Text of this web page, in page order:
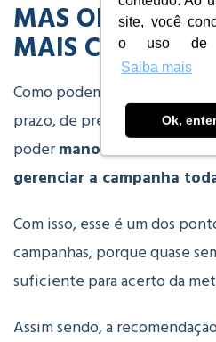
site, você
o uso de
Saiba mais
Ok,
MAS OPERE EM
MAIS CURTOS
Como podemos perceber,
prazo, de preferência
podermanobrar as metas
gerenciar a campanha
Com isso, esse é um dos
campanhas, porque quase
suficiente para acerto da
Assim sendo, a